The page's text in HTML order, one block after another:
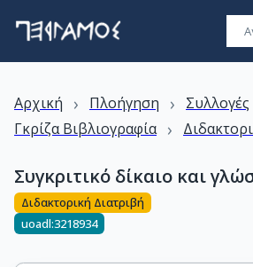
Αρχική › Πλοήγηση › Συλλογές
Γκρίζα Βιβλιογραφία ›
Συγκριτικό δίκαιο και
Διδακτορική Διατριβή
uoadl:3218934